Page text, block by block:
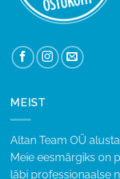
MEIST
Altan Team OÜ
Meie eesmärgiks on
läbi professionaalse